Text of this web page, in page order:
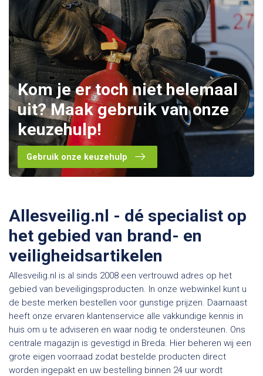
Kom je er toch niet helemaal
uit? Maak gebruik van onze
keuzehulp!
Gebruik onze keuzehulp
Allesveilig.nl - dé specialist op
het gebied van brand- en
veiligheidsartikelen
Allesveilig.nl is al sinds 2008 een vertrouwd adres op het
gebied van beveiligingsproducten. In onze webwinkel kunt u
de beste merken bestellen voor gunstige prijzen. Daarnaast
heeft onze ervaren klantenservice alle vakkundige kennis in
huis om u te adviseren en waar nodig te ondersteunen. Ons
centrale magazijn is gevestigd in Breda. Hier beheren wij een
grote eigen voorraad zodat bestelde producten direct
worden ingepakt en uw bestelling binnen 24 uur wordt